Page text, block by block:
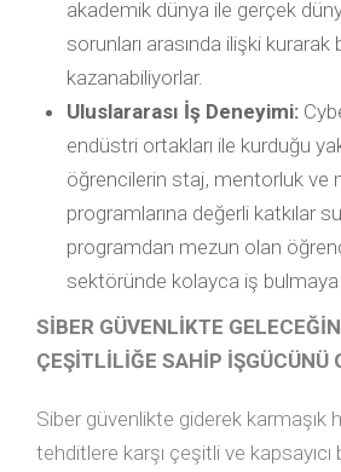
akademik dünya ile gerçek
sorunları arasında ilişki kurarak
kazanabiliyorlar.
Uluslararası İş Deneyimi:
endüstri ortakları ile kurduğu
öğrencilerin staj, mentorluk ve
programlarına değerli katkılar
programdan mezun olan
sektöründe kolayca iş bulmaya
SİBER GÜVENLİKTE
ÇEŞİTLİLİĞE SAHİP İŞGÜCÜNÜ
Siber güvenlikte giderek karmaşık
tehditlere karşı çeşitli ve kapsayıcı